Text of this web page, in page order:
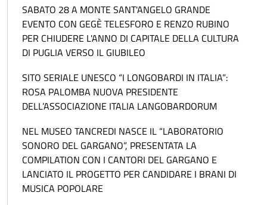
SABATO 28 A MONTE SANT'ANGELO GRANDE
EVENTO CON GEGÈ TELESFORO E RENZO RUBINO
PER CHIUDERE L'ANNO DI CAPITALE DELLA CULTURA
DI PUGLIA VERSO IL GIUBILEO
SITO SERIALE UNESCO “I LONGOBARDI IN ITALIA”:
ROSA PALOMBA NUOVA PRESIDENTE
DELL’ASSOCIAZIONE ITALIA LANGOBARDORUM
NEL MUSEO TANCREDI NASCE IL “LABORATORIO
SONORO DEL GARGANO”, PRESENTATA LA
COMPILATION CON I CANTORI DEL GARGANO E
LANCIATO IL PROGETTO PER CANDIDARE I BRANI DI
MUSICA POPOLARE